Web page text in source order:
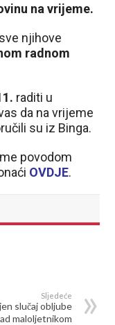
na vrijeme.
njihove
radnom
raditi u
da na vrijeme
su iz Binga.
povodom
OVDJE.
Sljedeće
slučaj obljube
maloljetnikom